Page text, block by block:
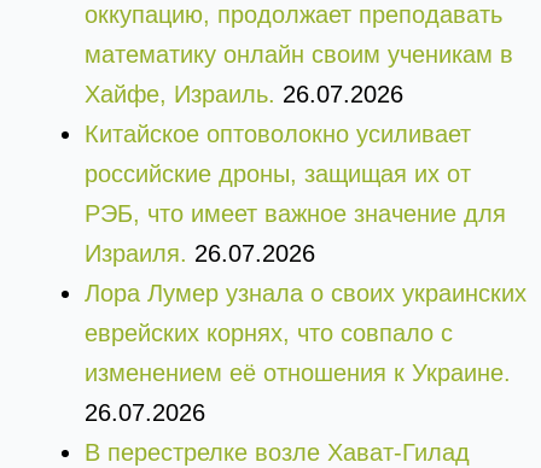
оккупацию, продолжает преподавать
математику онлайн своим ученикам в
Хайфе, Израиль. 26.07.2026
Китайское оптоволокно усиливает
российские дроны, защищая их от
РЭБ, что имеет важное значение для
Израиля. 26.07.2026
Лора Лумер узнала о своих украинских
еврейских корнях, что совпало с
изменением её отношения к Украине.
26.07.2026
В перестрелке возле Хават-Гилад